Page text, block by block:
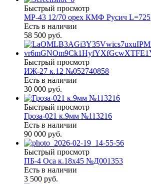
Быстрый просмотр
МР-43 12/70 орех КМФ Русич L=725
Есть в наличии
58 500 руб.
Быстрый просмотр
ИЖ-27 к.12 №052740858
Есть в наличии
30 000 руб.
Быстрый просмотр
Гроза-021 к.9мм №113216
Есть в наличии
90 000 руб.
Быстрый просмотр
ПБ-4 Оса к.18х45 №Д001353
Есть в наличии
3 500 руб.